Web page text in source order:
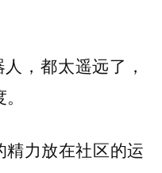
，都太遥远了，
精力放在社区的运